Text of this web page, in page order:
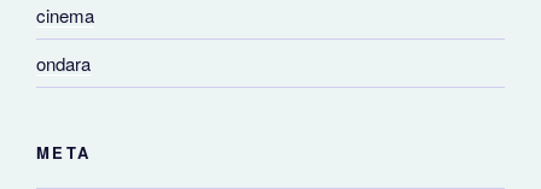
cinema
ondara
META